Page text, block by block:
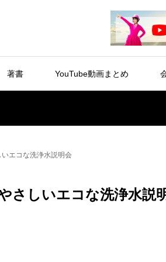
著書 YouTube動画まとめ
エコな洗浄水説明会
さしいエコな洗浄水説